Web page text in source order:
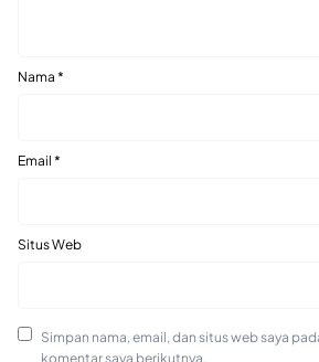
Nama *
Email *
Situs Web
Simpan nama, email, dan situs web saya
komentar saya berikutnya.